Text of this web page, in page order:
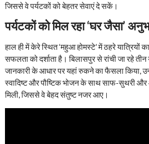
जिससे वे पर्यटकों को बेहतर सेवाएं दे सकें।
पर्यटकों को मिल रहा ‘घर जैसा’
हाल ही में केरे स्थित ‘महुआ होमस्टे’ में ठहरे यात्रियों
सफलता को दर्शाता है। बिलासपुर से रांची जा रहे
जानकारी के आधार पर यहां रुकने का फैसला किया,
स्वादिष्ट और पौष्टिक भोजन के साथ साफ-सुथरी और
मिली, जिससे वे बेहद संतुष्ट नजर आए।